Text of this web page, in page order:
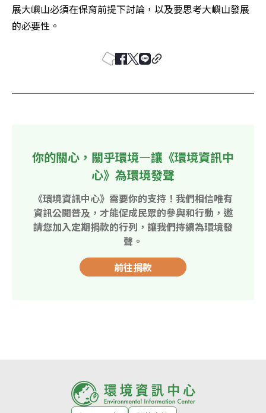
展大嶼山必須在保育前提下討論，以及要思考大嶼山發展
的必要性。
你的關心，關乎環境—讓《環境資訊中
心》為環境發聲
《環境資訊中心》需要你的支持！我們相信唯有
資訊公開普及，才能促成民眾的參與和行動，邀
請您加入定期捐款的行列，讓我們持續為環境發
聲。
前往捐款